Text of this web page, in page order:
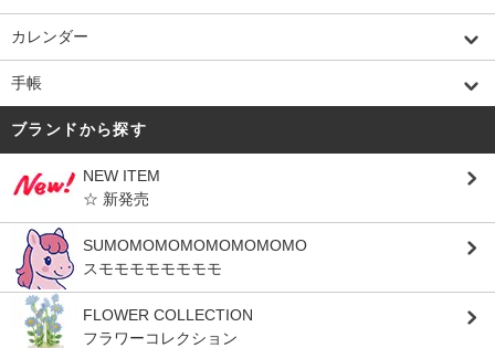
カレンダー
手帳
ブランドから探す
NEW ITEM
☆ 新発売
SUMOMOMOMOMOMOMOMO
スモモモモモモモモ
FLOWER COLLECTION
フラワーコレクション